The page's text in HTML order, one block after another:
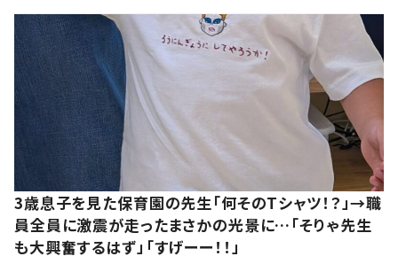
3歳息子を見た保育園の先生「何そのTシャツ！？」→職
員全員に激震が走ったまさかの光景に…「そりゃ先生
も大興奮するはず」「すげーー！！」